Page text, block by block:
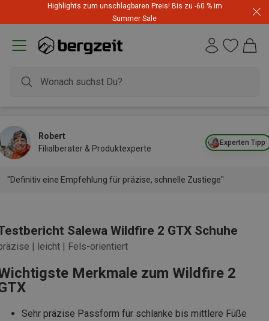
Highlights zum unschlagbaren Preis! Bis zu -60 % im
Summer Sale
Experten Tipp
Robert
Filialberater & Produktexperte
"Definitiv eine Empfehlung für präzise, schnelle Zustiege"
Salewa Wildfire 2 GTX Schuhe
| leicht | Fels-orientiert
Merkmale zum Wildfire 2
Sehr präzise Passform für schlanke bis mittlere Füße